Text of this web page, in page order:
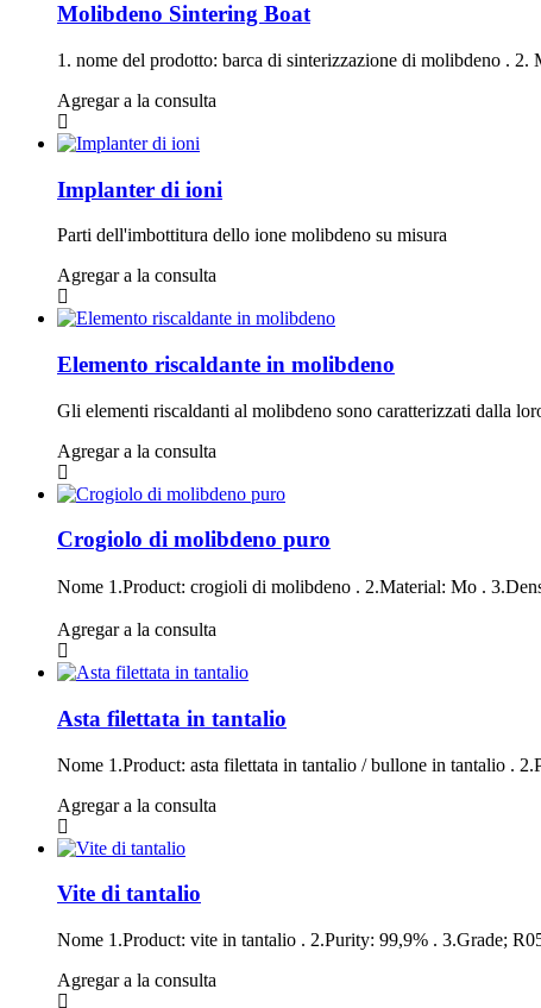
Molibdeno Sintering Boat
1. nome del prodotto: barca di sinterizzazione di molibdeno .
Agregar a la consulta
Implanter di ioni
Parti dell'imbottitura dello ione molibdeno su misura
Agregar a la consulta
Elemento riscaldante in molibdeno
Gli elementi riscaldanti al molibdeno sono caratterizzati dalla
Agregar a la consulta
Crogiolo di molibdeno puro
Nome 1.Product: crogioli di molibdeno . 2.Material: Mo .
Agregar a la consulta
Asta filettata in tantalio
Nome 1.Product: asta filettata in tantalio / bullone in tantalio .
Agregar a la consulta
Vite di tantalio
Nome 1.Product: vite in tantalio . 2.Purity: 99,9% . 3.Grade;
Agregar a la consulta